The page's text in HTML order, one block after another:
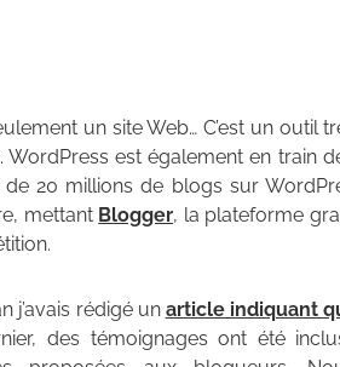
un site Web… C’est un
est également en train
20 millions de blogs sur
mettant Blogger, la plateforme
j’avais rédigé un article indiquant
des témoignages ont été